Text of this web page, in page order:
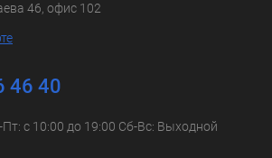
46, офис 102
46 40
с 10:00 до 19:00 Сб-Вс: Выходной